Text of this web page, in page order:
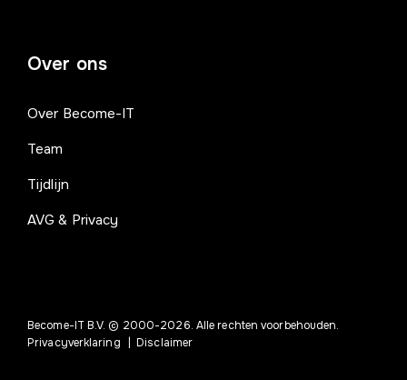
Over ons
Over Become-IT
Team
Tijdlijn
AVG & Privacy
Become-IT B.V. © 2000-2026. Alle rechten voorbehouden.
Privacyverklaring
|Disclaimer